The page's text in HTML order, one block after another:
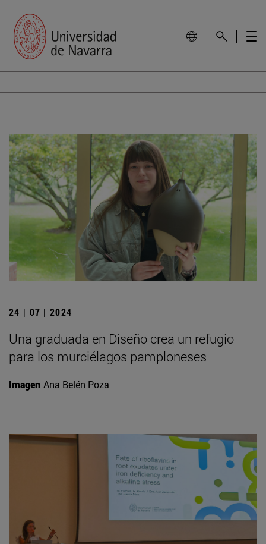
24 | 07 | 2024
Una graduada en Diseño crea un refugio
para los murciélagos pamploneses
Imagen Ana Belén Poza